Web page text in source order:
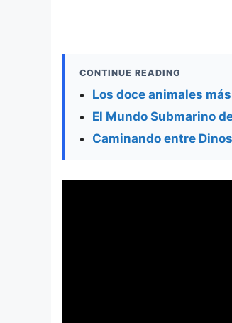
CONTINUE READING
Los doce animales
El Mundo Submarino
Caminando entre